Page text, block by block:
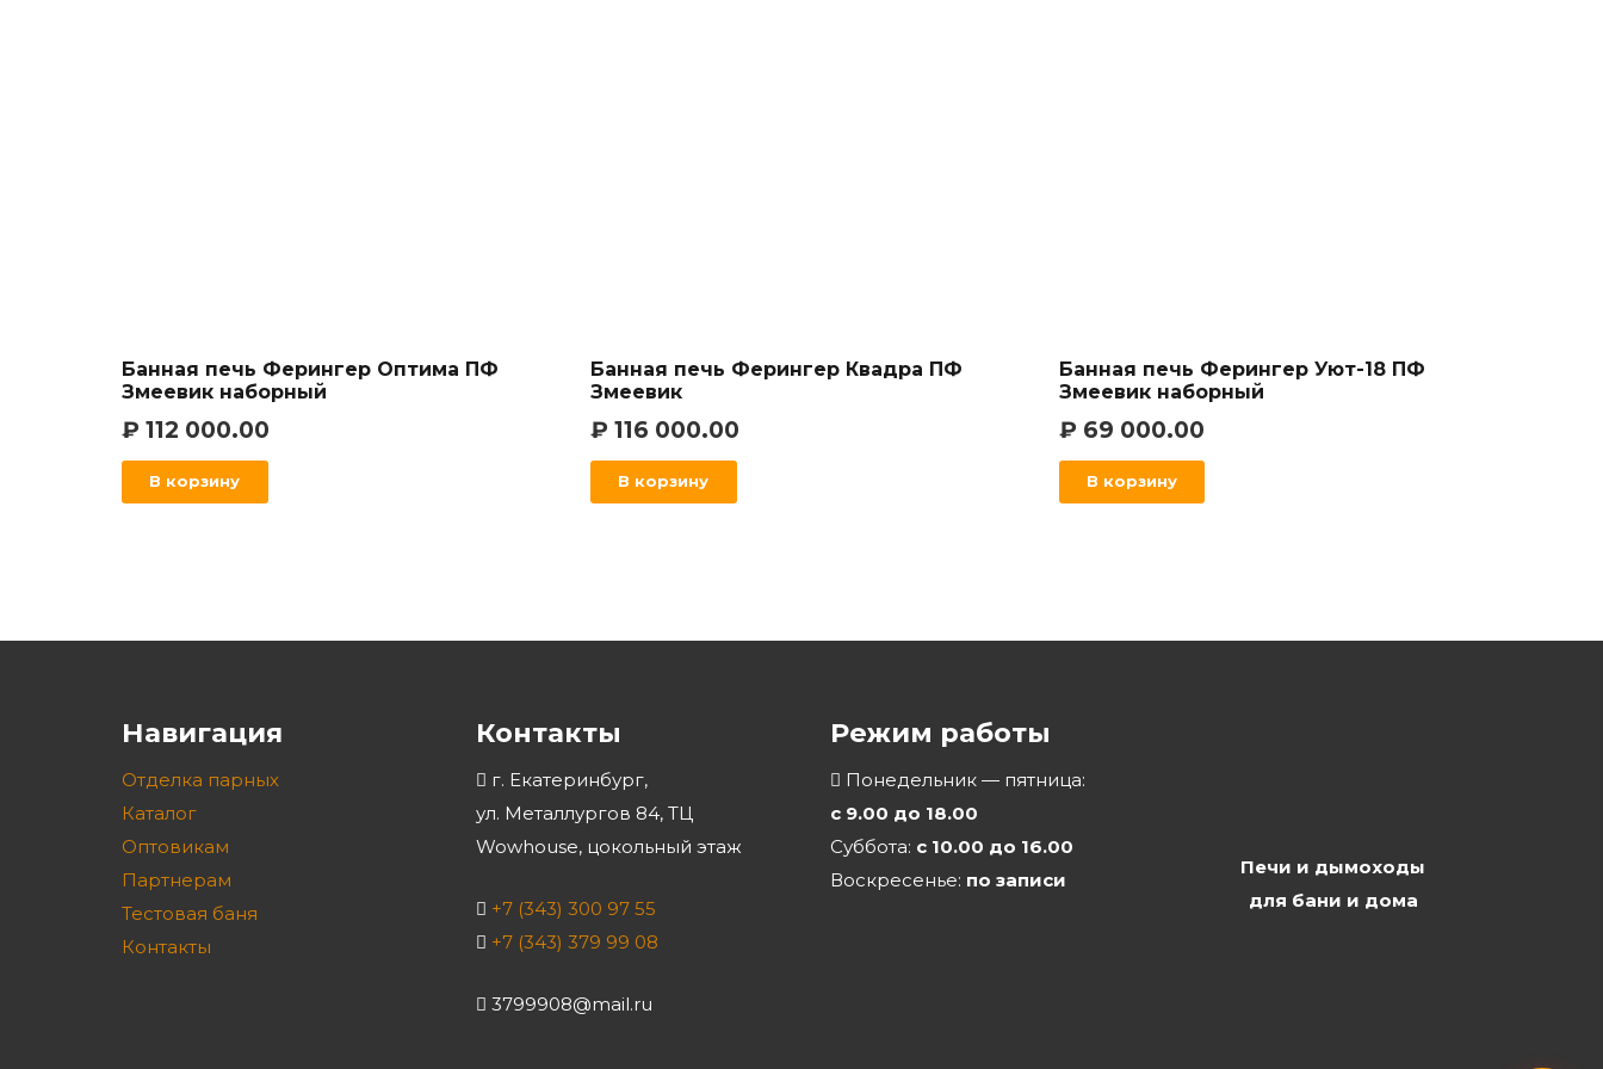
Банная печь Ферингер Оптима ПФ
Змеевик наборный
₽ 112 000.00
В корзину
Банная печь Ферингер Квадра ПФ
Змеевик
₽ 116 000.00
В корзину
Банная печь Ферингер Уют-18 ПФ
Змеевик наборный
₽ 69 000.00
В корзину
Навигация
Отделка парных
Каталог
Оптовикам
Партнерам
Тестовая баня
Контакты
Контакты
г. Екатеринбург,
ул. Металлургов 84, ТЦ
Wowhouse, цокольный этаж
+7 (343) 300 97 55
+7 (343) 379 99 08
3799908@mail.ru
Режим работы
Понедельник — пятница:
с 9.00 до 18.00
Суббота: с 10.00 до 16.00
Воскресенье: по записи
Печи и дымоходы
для бани и дома